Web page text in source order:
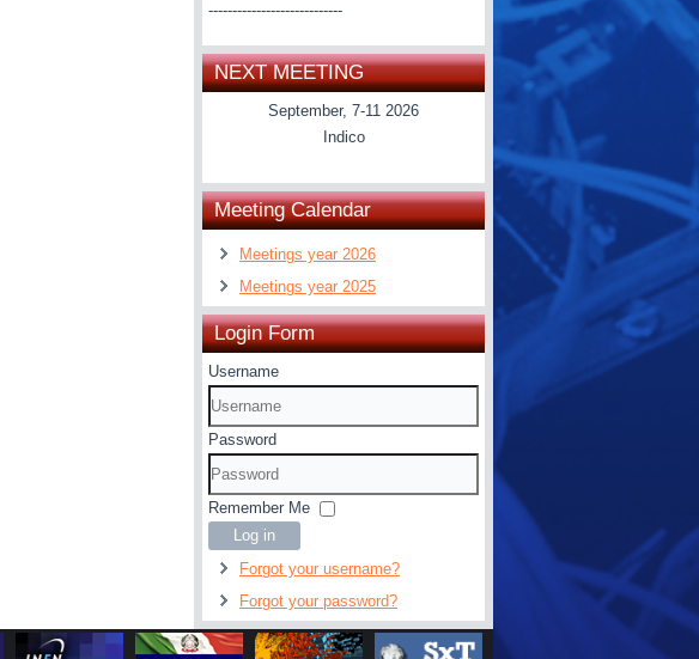
----------------------------
NEXT MEETING
September, 7-11 2026
Indico
Meeting Calendar
Meetings year 2026
Meetings year 2025
Login Form
Username
Password
Remember Me
Log in
Forgot your username?
Forgot your password?